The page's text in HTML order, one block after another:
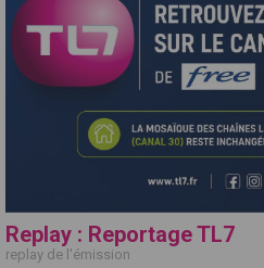
Replay : Reportage TL7
replay de l'émission